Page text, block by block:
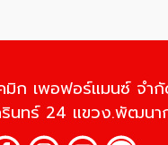
มิก เพอฟอร์แมนซ์ จำ
นทร์ 24 แขวง.พัฒน